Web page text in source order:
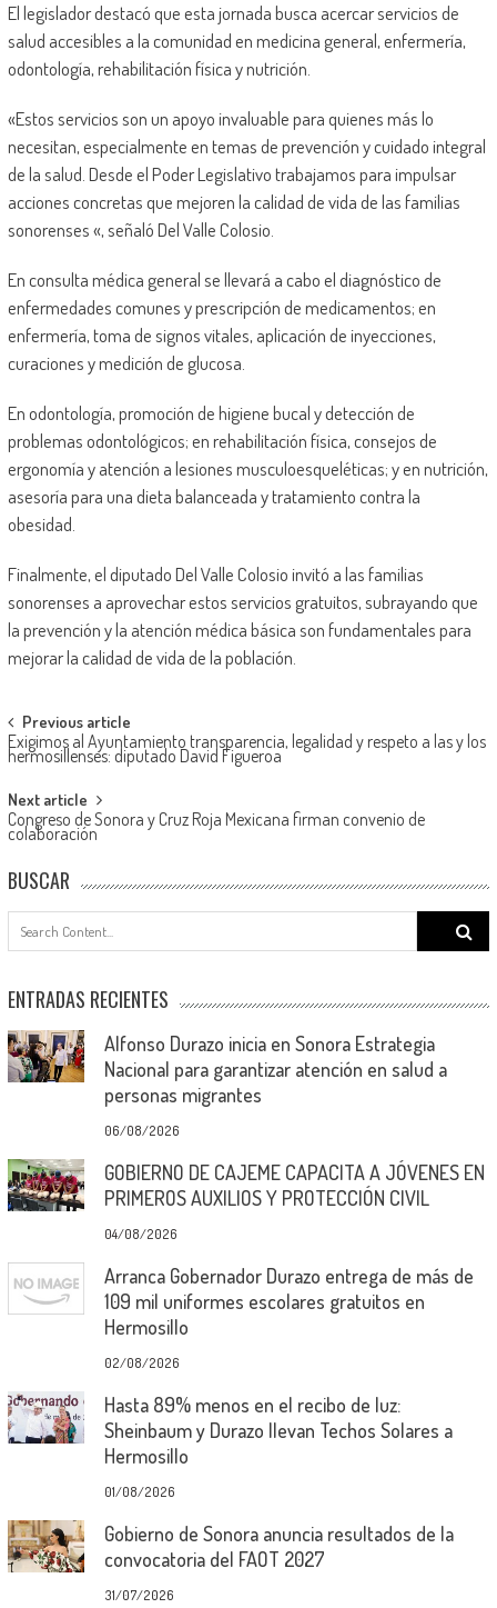
El legislador destacó que esta jornada busca acercar servicios de
salud accesibles a la comunidad en medicina general, enfermería,
odontología, rehabilitación física y nutrición.
«Estos servicios son un apoyo invaluable para quienes más lo
necesitan, especialmente en temas de prevención y cuidado integral
de la salud. Desde el Poder Legislativo trabajamos para impulsar
acciones concretas que mejoren la calidad de vida de las familias
sonorenses «, señaló Del Valle Colosio.
En consulta médica general se llevará a cabo el diagnóstico de
enfermedades comunes y prescripción de medicamentos; en
enfermería, toma de signos vitales, aplicación de inyecciones,
curaciones y medición de glucosa.
En odontología, promoción de higiene bucal y detección de
problemas odontológicos; en rehabilitación física, consejos de
ergonomía y atención a lesiones musculoesqueléticas; y en nutrición,
asesoría para una dieta balanceada y tratamiento contra la
obesidad.
Finalmente, el diputado Del Valle Colosio invitó a las familias
sonorenses a aprovechar estos servicios gratuitos, subrayando que
la prevención y la atención médica básica son fundamentales para
mejorar la calidad de vida de la población.
Post
navigation
Previous article
Exigimos al Ayuntamiento transparencia, legalidad y respeto a las y los
hermosillenses: diputado David Figueroa
Next article
Congreso de Sonora y Cruz Roja Mexicana firman convenio de
colaboración
BUSCAR
Search
for:
ENTRADAS RECIENTES
Alfonso Durazo inicia en Sonora Estrategia
Nacional para garantizar atención en salud a
personas migrantes
06/08/2026
GOBIERNO DE CAJEME CAPACITA A JÓVENES EN
PRIMEROS AUXILIOS Y PROTECCIÓN CIVIL
04/08/2026
Arranca Gobernador Durazo entrega de más de
109 mil uniformes escolares gratuitos en
Hermosillo
02/08/2026
Hasta 89% menos en el recibo de luz:
Sheinbaum y Durazo llevan Techos Solares a
Hermosillo
01/08/2026
Gobierno de Sonora anuncia resultados de la
convocatoria del FAOT 2027
31/07/2026